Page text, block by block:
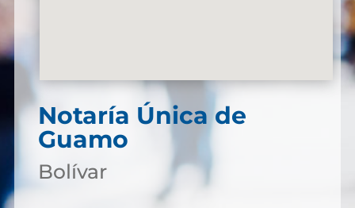
Notaría Única de
Guamo
Bolívar